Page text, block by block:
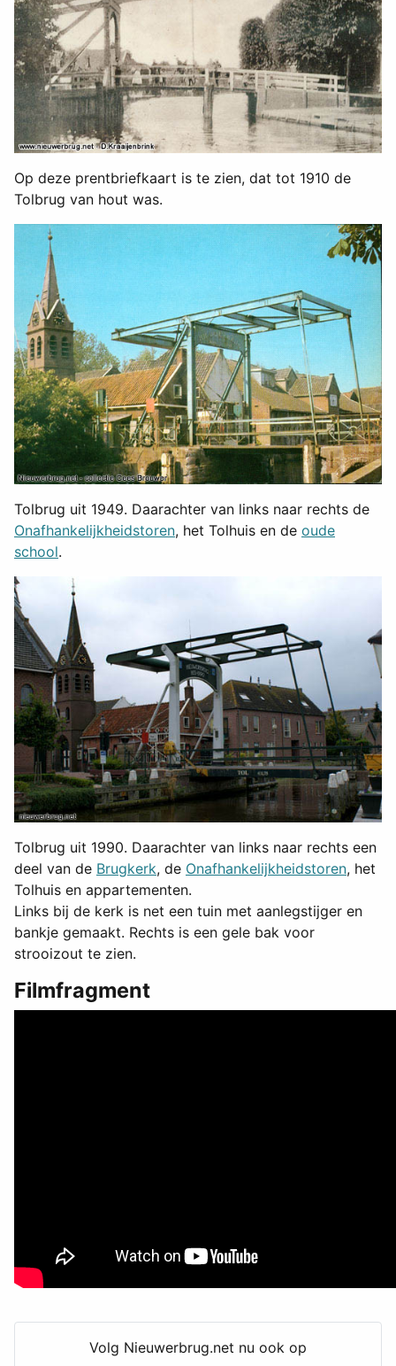
Op deze prentbriefkaart is te zien, dat tot 1910 de
Tolbrug van hout was.
Tolbrug uit 1949. Daarachter van links naar rechts de
Onafhankelijkheidstoren, het Tolhuis en de oude
school.
Tolbrug uit 1990. Daarachter van links naar rechts een
deel van de Brugkerk, de Onafhankelijkheidstoren, het
Tolhuis en appartementen.
Links bij de kerk is net een tuin met aanlegstijger en
bankje gemaakt. Rechts is een gele bak voor
strooizout te zien.
Filmfragment
Volg Nieuwerbrug.net nu ook op